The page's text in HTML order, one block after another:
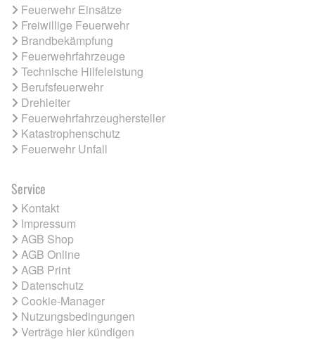
Feuerwehr Einsätze
Freiwillige Feuerwehr
Brandbekämpfung
Feuerwehrfahrzeuge
Technische Hilfeleistung
Berufsfeuerwehr
Drehleiter
Feuerwehrfahrzeughersteller
Katastrophenschutz
Feuerwehr Unfall
Service
Kontakt
Impressum
AGB Shop
AGB Online
AGB Print
Datenschutz
Cookie-Manager
Nutzungsbedingungen
Verträge hier kündigen